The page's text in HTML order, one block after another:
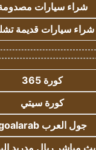
شراء سيارات
شراء سيارات قديمة
كورة 365
كورة سيتي
جول العرب goalarab
بث مباشر ريال مدريد